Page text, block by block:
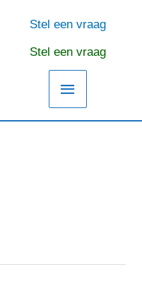
Hoofdmenu
Stel een vraag
Stel een vraag